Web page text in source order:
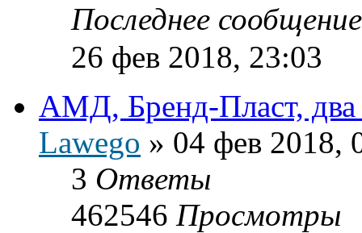
Последнее
26 фев 2018, 23:03
АМД, Бренд-Пласт, два
Lawego » 04 фев 2018,
3 Ответы
462546 Просмотры